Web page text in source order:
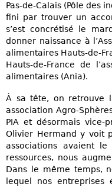
Pas-de-Calais (Pôle des
fini par trouver un
s’est concrétisé le
donner naissance à
alimentaires Hauts-de-
Hauts-de-France de
alimentaires (Ania).
À sa tête, on retrouve
association Agro-
PIA et désormais vice-
Olivier Hermand y voit
associations avaient
ressources, nous
Dans le même temps,
lequel nos entreprises